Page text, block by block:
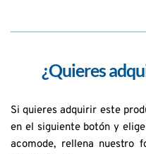
¿Quieres
Si quieres adquirir este
en el siguiente botón y
acomode, rellena nuestro